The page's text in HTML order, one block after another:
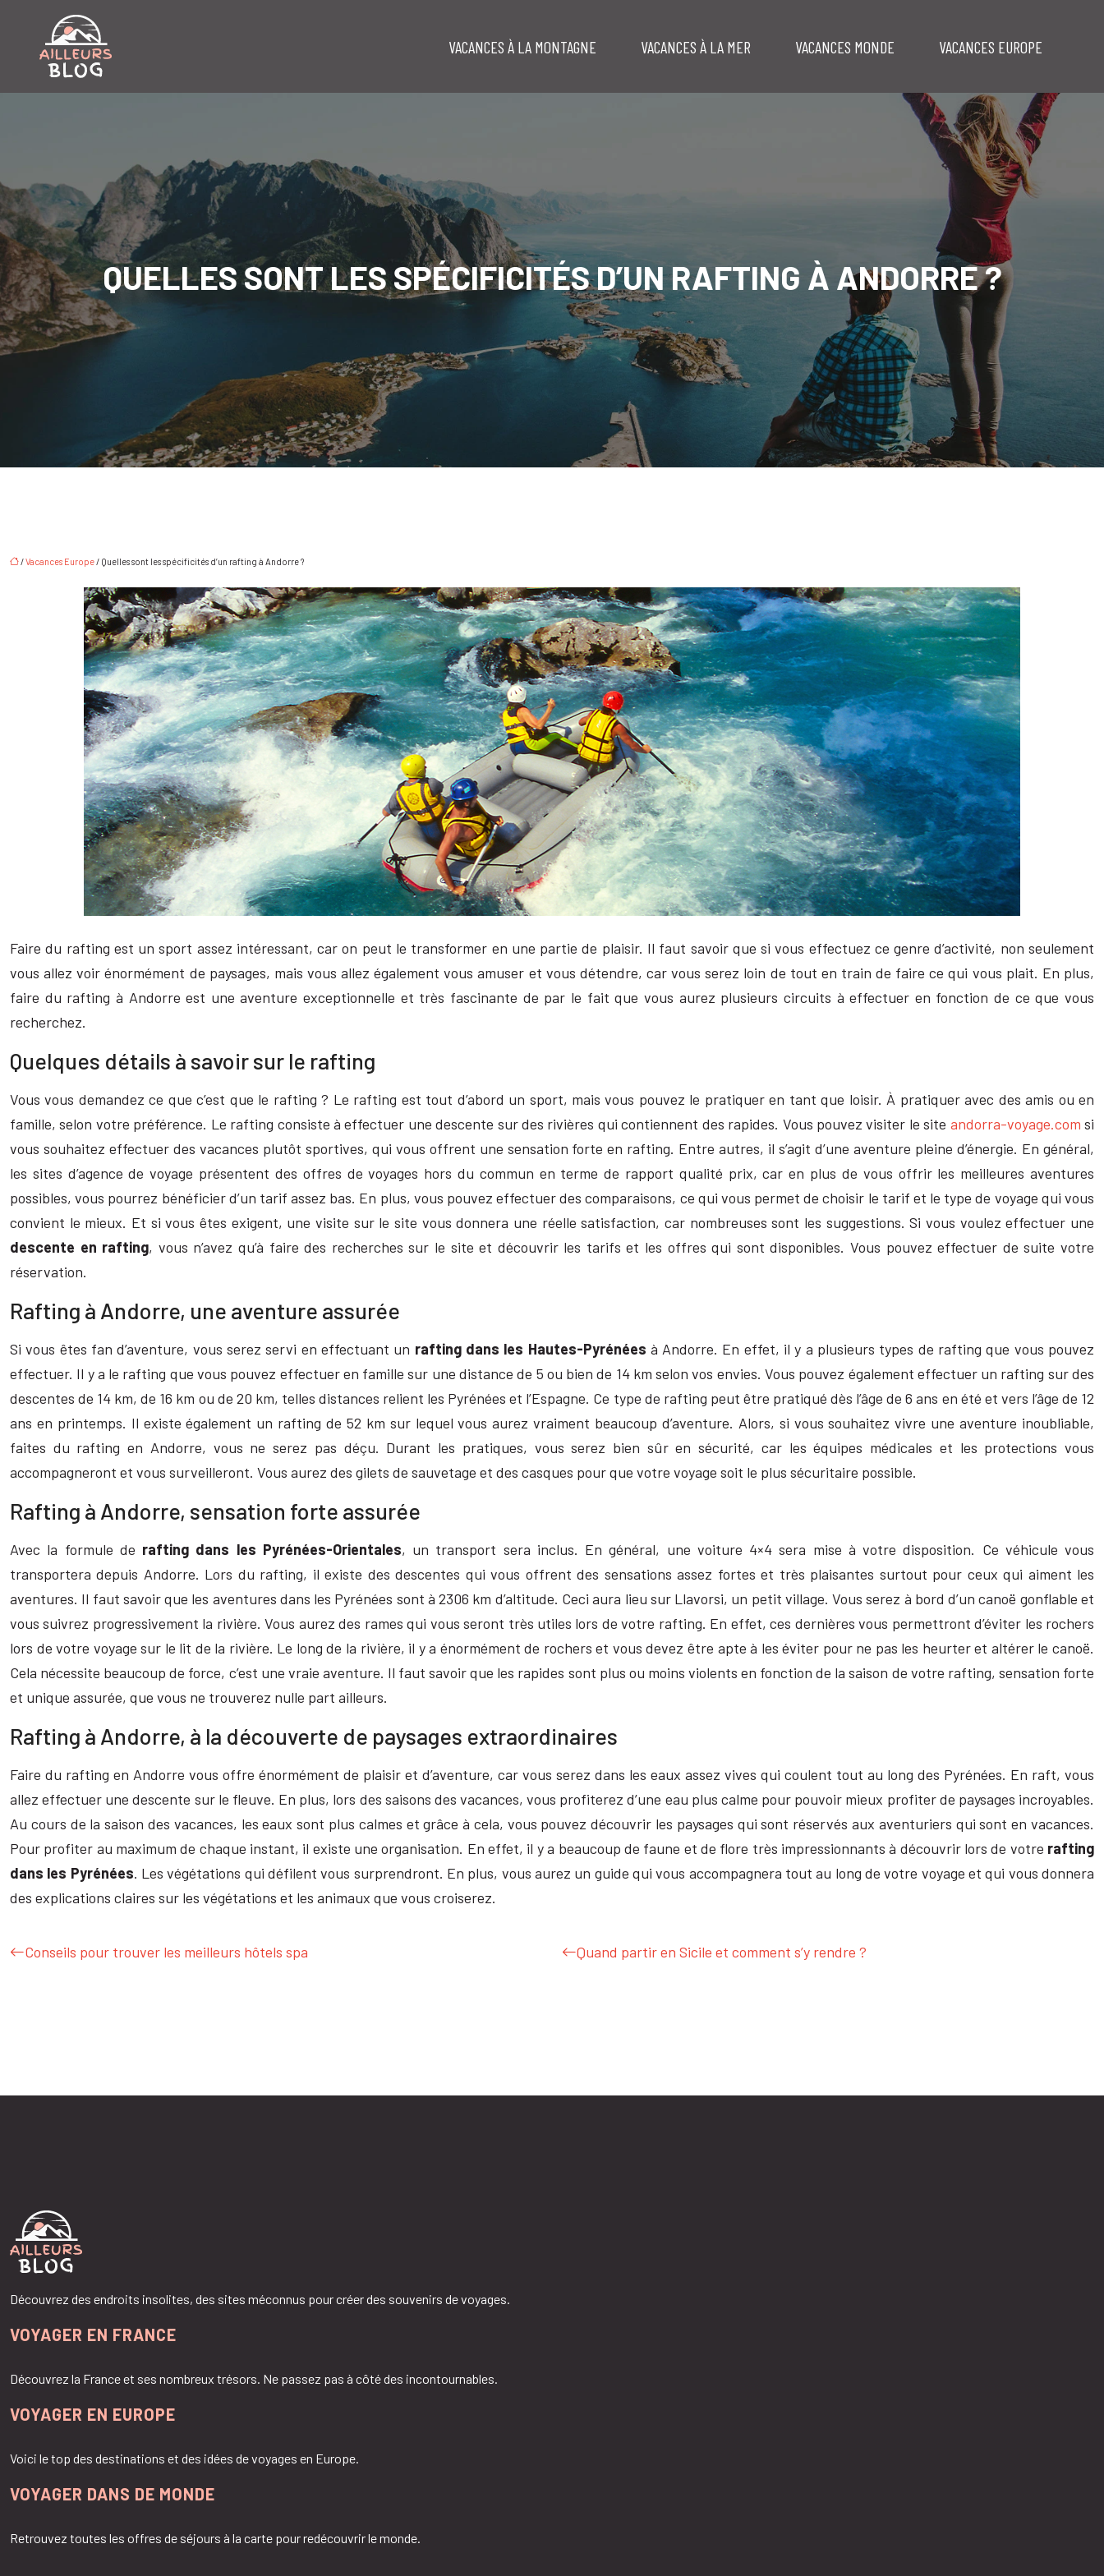
VACANCES À LA MONTAGNE VACANCES À LA MER VACANCES MONDE VACANCES EUROPE
QUELLES SONT LES SPÉCIFICITÉS D’UN RAFTING À ANDORRE ?
/Vacances Europe/ Quelles sont les spécificités d’un rafting à Andorre ?
Faire du rafting est un sport assez intéressant, car on peut le transformer en une partie de plaisir. Il faut savoir que si vous effectuez ce genre d’activité, non seulement
vous allez voir énormément de paysages, mais vous allez également vous amuser et vous détendre, car vous serez loin de tout en train de faire ce qui vous plait. En plus,
faire du rafting à Andorre est une aventure exceptionnelle et très fascinante de par le fait que vous aurez plusieurs circuits à effectuer en fonction de ce que vous
recherchez.
Quelques détails à savoir sur le rafting
Vous vous demandez ce que c’est que le rafting ? Le rafting est tout d’abord un sport, mais vous pouvez le pratiquer en tant que loisir. À pratiquer avec des amis ou en
famille, selon votre préférence. Le rafting consiste à effectuer une descente sur des rivières qui contiennent des rapides. Vous pouvez visiter le site andorra-voyage.com si
vous souhaitez effectuer des vacances plutôt sportives, qui vous offrent une sensation forte en rafting. Entre autres, il s’agit d’une aventure pleine d’énergie. En général,
les sites d’agence de voyage présentent des offres de voyages hors du commun en terme de rapport qualité prix, car en plus de vous offrir les meilleures aventures
possibles, vous pourrez bénéficier d’un tarif assez bas. En plus, vous pouvez effectuer des comparaisons, ce qui vous permet de choisir le tarif et le type de voyage qui vous
convient le mieux. Et si vous êtes exigent, une visite sur le site vous donnera une réelle satisfaction, car nombreuses sont les suggestions. Si vous voulez effectuer une
descente en rafting, vous n’avez qu’à faire des recherches sur le site et découvrir les tarifs et les offres qui sont disponibles. Vous pouvez effectuer de suite votre
réservation.
Rafting à Andorre, une aventure assurée
Si vous êtes fan d’aventure, vous serez servi en effectuant un rafting dans les Hautes-Pyrénées à Andorre. En effet, il y a plusieurs types de rafting que vous pouvez
effectuer. Il y a le rafting que vous pouvez effectuer en famille sur une distance de 5 ou bien de 14 km selon vos envies. Vous pouvez également effectuer un rafting sur des
descentes de 14 km, de 16 km ou de 20 km, telles distances relient les Pyrénées et l’Espagne. Ce type de rafting peut être pratiqué dès l’âge de 6 ans en été et vers l’âge de 12
ans en printemps. Il existe également un rafting de 52 km sur lequel vous aurez vraiment beaucoup d’aventure. Alors, si vous souhaitez vivre une aventure inoubliable,
faites du rafting en Andorre, vous ne serez pas déçu. Durant les pratiques, vous serez bien sûr en sécurité, car les équipes médicales et les protections vous
accompagneront et vous surveilleront. Vous aurez des gilets de sauvetage et des casques pour que votre voyage soit le plus sécuritaire possible.
Rafting à Andorre, sensation forte assurée
Avec la formule de rafting dans les Pyrénées-Orientales, un transport sera inclus. En général, une voiture 4×4 sera mise à votre disposition. Ce véhicule vous
transportera depuis Andorre. Lors du rafting, il existe des descentes qui vous offrent des sensations assez fortes et très plaisantes surtout pour ceux qui aiment les
aventures. Il faut savoir que les aventures dans les Pyrénées sont à 2306 km d’altitude. Ceci aura lieu sur Llavorsi, un petit village. Vous serez à bord d’un canoë gonflable et
vous suivrez progressivement la rivière. Vous aurez des rames qui vous seront très utiles lors de votre rafting. En effet, ces dernières vous permettront d’éviter les rochers
lors de votre voyage sur le lit de la rivière. Le long de la rivière, il y a énormément de rochers et vous devez être apte à les éviter pour ne pas les heurter et altérer le canoë.
Cela nécessite beaucoup de force, c’est une vraie aventure. Il faut savoir que les rapides sont plus ou moins violents en fonction de la saison de votre rafting, sensation forte
et unique assurée, que vous ne trouverez nulle part ailleurs.
Rafting à Andorre, à la découverte de paysages extraordinaires
Faire du rafting en Andorre vous offre énormément de plaisir et d’aventure, car vous serez dans les eaux assez vives qui coulent tout au long des Pyrénées. En raft, vous
allez effectuer une descente sur le fleuve. En plus, lors des saisons des vacances, vous profiterez d’une eau plus calme pour pouvoir mieux profiter de paysages incroyables.
Au cours de la saison des vacances, les eaux sont plus calmes et grâce à cela, vous pouvez découvrir les paysages qui sont réservés aux aventuriers qui sont en vacances.
Pour profiter au maximum de chaque instant, il existe une organisation. En effet, il y a beaucoup de faune et de flore très impressionnants à découvrir lors de votre rafting
dans les Pyrénées. Les végétations qui défilent vous surprendront. En plus, vous aurez un guide qui vous accompagnera tout au long de votre voyage et qui vous donnera
des explications claires sur les végétations et les animaux que vous croiserez.
Conseils pour trouver les meilleurs hôtels spa Quand partir en Sicile et comment s’y rendre ?
Découvrez des endroits insolites, des sites méconnus pour créer des souvenirs de voyages.
VOYAGER EN FRANCE
Découvrez la France et ses nombreux trésors. Ne passez pas à côté des incontournables.
VOYAGER EN EUROPE
Voici le top des destinations et des idées de voyages en Europe.
VOYAGER DANS DE MONDE
Retrouvez toutes les offres de séjours à la carte pour redécouvrir le monde.